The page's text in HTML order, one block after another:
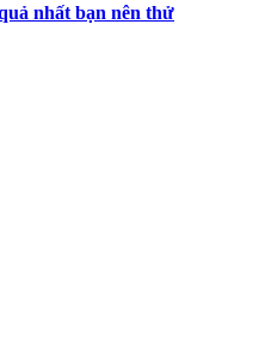
nhất bạn nên thử